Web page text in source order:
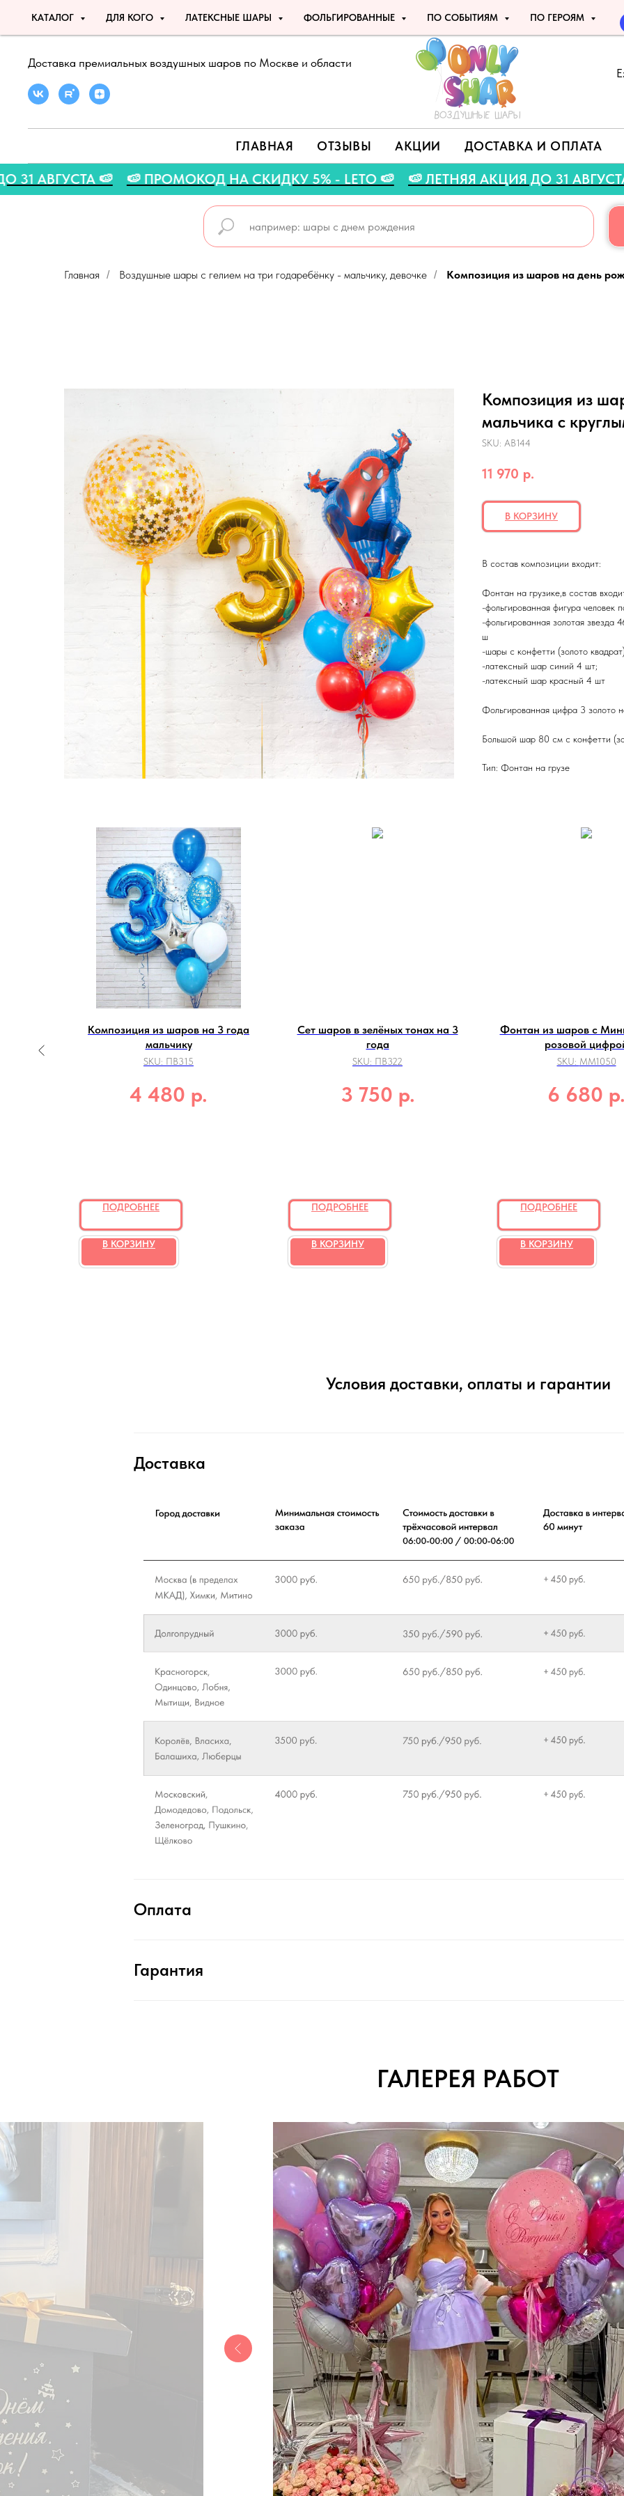
КАТАЛОГ ДЛЯ КОГО ЛАТЕКСНЫЕ ШАРЫ ФОЛЬГИРОВАННЫЕ ПО СОБЫТИЯМ ПО ГЕРОЯМ
Доставка премиальных воздушных шаров по Москве и области
ГЛАВНАЯ ОТЗЫВЫ АКЦИИ ДОСТАВКА И ОПЛАТА
ДО 31 АВГУСТА 🍉 🍉 ПРОМОКОД НА СКИДКУ 5% - LETO 🍉 🍉 ЛЕТНЯЯ АКЦИЯ ДО 31
Главная / Воздушные шары с гелием на три года ребёнку - мальчику, девочке / Композиция из шаров на день
Композиция из
мальчика с
SKU: АВ144
11 970 р.
В КОРЗИНУ
В состав композиции входит:
Фонтан на грузике,в состав
-фольгированная фигура человек
-фольгированная золотая звезда
ш
-шары с конфетти (золото
-латексный шар синий 4 шт;
-латексный шар красный 4 шт
Фольгированная цифра 3 золото
Большой шар 80 см с конфетти
Тип: Фонтан на грузе
Композиция из шаров на 3 года
мальчику
SKU: ПВ315
4 480 р.
ПОДРОБНЕЕ
В КОРЗИНУ
Сет шаров в зелёных тонах на 3
года
SKU: ПВ322
3 750 р.
ПОДРОБНЕЕ
В КОРЗИНУ
Фонтан из шаров с
розовой
SKU: ММ1050
6 680 р.
ПОДРОБНЕЕ
В КОРЗИНУ
Условия доставки, оплаты и гарантии
Доставка
Оплата
Гарантия
ГАЛЕРЕЯ РАБОТ